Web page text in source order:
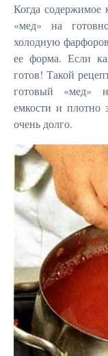
Когда содержимое
«мед» на
холодную
ее форма. Если
готов! Такой
готовый «мед»
емкости и плотно
очень долго.